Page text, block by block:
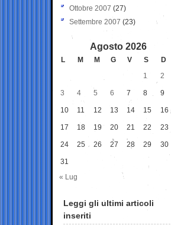
Ottobre 2007 (27)
Settembre 2007 (23)
Agosto 2026
L M M G V S
D
1
2
3 4 5 6 7 8 9
10 11 12 13 14 15 16
17 18 19 20 21 22 23
24 25 26 27 28 29 30
31
« Lug
Leggi gli ultimi articoli
inseriti